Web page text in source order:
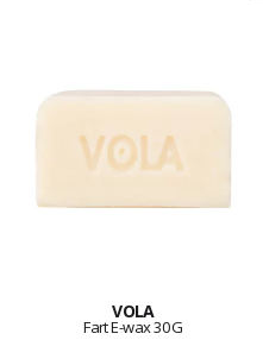
VOLA
Fart E-wax 30 G